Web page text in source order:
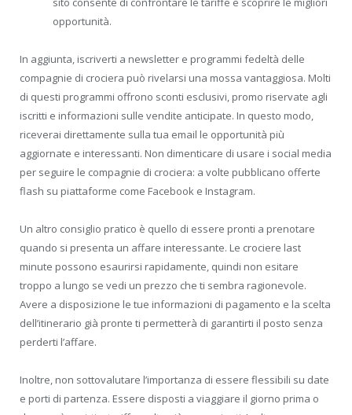
opportunità.
In aggiunta, iscriverti a newsletter e programmi fedeltà delle
compagnie di crociera può rivelarsi una mossa vantaggiosa. Molti
di questi programmi offrono sconti esclusivi, promo riservate agli
iscritti e informazioni sulle vendite anticipate. In questo modo,
riceverai direttamente sulla tua email le opportunità più
aggiornate e interessanti. Non dimenticare di usare i social media
per seguire le compagnie di crociera: a volte pubblicano offerte
flash su piattaforme come Facebook e Instagram.
Un altro consiglio pratico è quello di essere pronti a prenotare
quando si presenta un affare interessante. Le crociere last
minute possono esaurirsi rapidamente, quindi non esitare
troppo a lungo se vedi un prezzo che ti sembra ragionevole.
Avere a disposizione le tue informazioni di pagamento e la scelta
dell’itinerario già pronte ti permetterà di garantirti il posto senza
perderti l’affare.
Inoltre, non sottovalutare l’importanza di essere flessibili su date
e porti di partenza. Essere disposti a viaggiare il giorno prima o